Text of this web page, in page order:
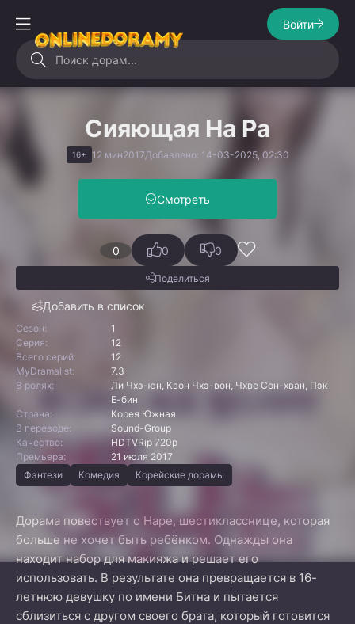
Войти
Сияющая На Ра
16+ 12 мин2017Добавлено: 14-03-2025, 02:30
Смотреть
0
Добавить в список
0 0
Поделиться
Сезон:
1
Серия:
12
Всего серий:
12
MyDramalist:
7.3
В ролях:
Ли Чхэ-юн, Квон Чхэ-вон, Чхве Сон-хван, Пэк
Е-бин
Страна:
Корея Южная
В переводе:
Sound-Group
Качество:
HDTVRip 720p
Премьера:
21 июля 2017
Фэнтези
Комедия Корейские дорамы
Дорама повествует о Наре, шестикласснице, которая
больше не хочет быть ребёнком. Однажды она
находит набор для макияжа и решает его
использовать. В результате она превращается в 16-
летнюю девушку по имени Битна и пытается
сблизиться с другом своего брата, который готовится